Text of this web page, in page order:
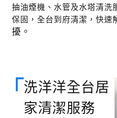
抽油煙機、水管及水塔清洗
保固，全台到府清潔，快速
擾。
洗洋洋全台居
家清潔服務